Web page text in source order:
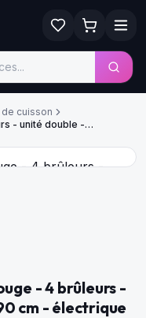
de cuisson
- unité double -
- 4 brûleurs -
cm - électrique